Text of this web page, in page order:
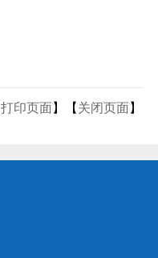
打印页面】【 关闭页面】